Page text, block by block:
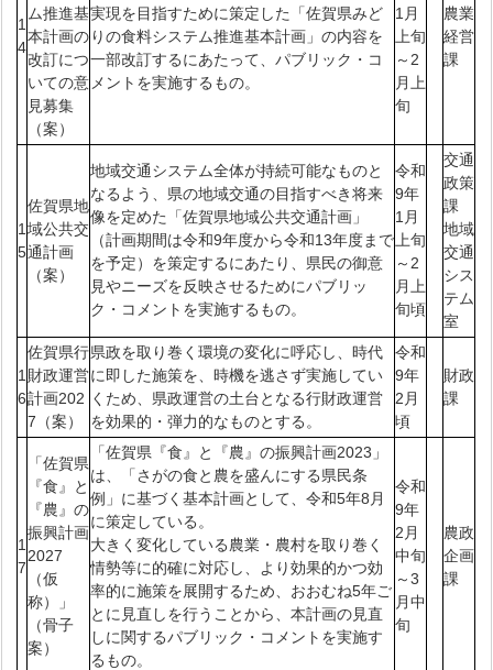
1
4
ム推進基
本計画の
改訂につ
いての意
見募集
（案）
実現を目指すために策定した「佐賀県みど
りの食料システム推進基本計画」の内容を
一部改訂するにあたって、パブリック・コ
メントを実施するもの。
1月
上旬
～2
月上
旬
農業
経営
課
1
5
佐賀県地
域公共交
通計画
（案）
地域交通システム全体が持続可能なものと
なるよう、県の地域交通の目指すべき将来
像を定めた「佐賀県地域公共交通計画」
（計画期間は令和9年度から令和13年度まで
を予定）を策定するにあたり、県民の御意
見やニーズを反映させるためにパブリッ
ク・コメントを実施するもの。
令和
9年
1月
上旬
～2
月上
旬頃
交通
政策
課
地域
交通
シス
テム
室
1
6
佐賀県行
財政運営
計画202
7（案）
県政を取り巻く環境の変化に呼応し、時代
に即した施策を、時機を逃さず実施してい
くため、県政運営の土台となる行財政運営
を効果的・弾力的なものとする。
令和
9年
2月
頃
財政
課
1
7
「佐賀県
『食』と
『農』の
振興計画
2027
（仮
称）」
（骨子
案）
「佐賀県『食』と『農』の振興計画2023」
は、「さがの食と農を盛んにする県民条
例」に基づく基本計画として、令和5年8月
に策定している。
大きく変化している農業・農村を取り巻く
情勢等に的確に対応し、より効果的かつ効
率的に施策を展開するため、おおむね5年ご
とに見直しを行うことから、本計画の見直
しに関するパブリック・コメントを実施す
るもの。
令和
9年
2月
中旬
～3
月中
旬
農政
企画
課